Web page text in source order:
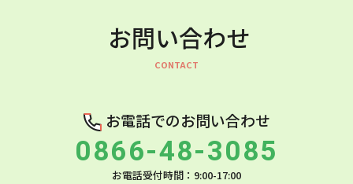
お問い合わせ
お電話でのお問い合わせ
0866-48-3085
お電話受付時間：9:00-17:00